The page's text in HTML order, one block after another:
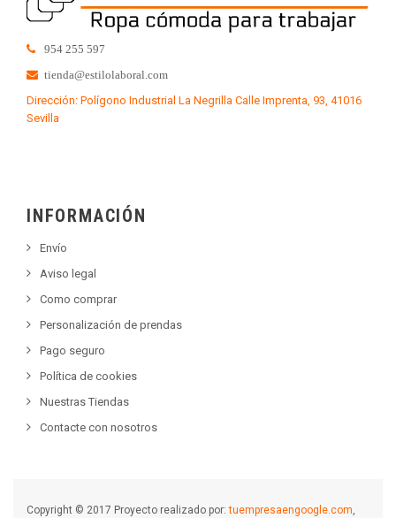
954 255 597
tienda@estilolaboral.com
Dirección: Polígono Industrial La Negrilla Calle Imprenta, 93, 41016
Sevilla
INFORMACIÓN
Envío
Aviso legal
Como comprar
Personalización de prendas
Pago seguro
Política de cookies
Nuestras Tiendas
Contacte con nosotros
Copyright © 2017 Proyecto realizado por:tuempresaengoogle.com,